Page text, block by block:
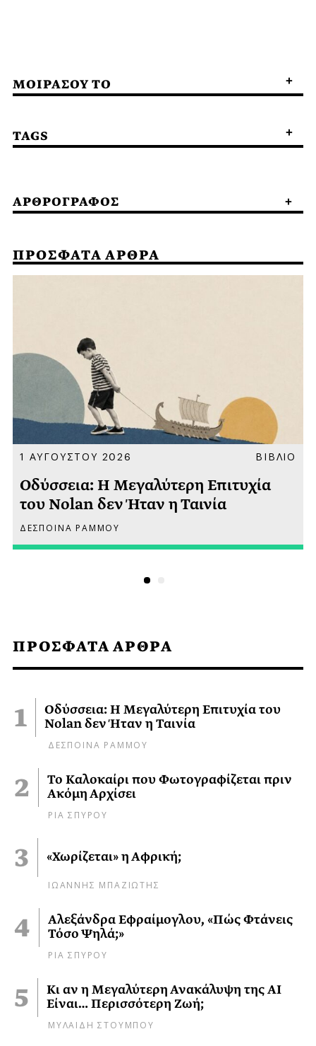
ΠΡΟΣΦΑΤΑ ΑΡΘΡΑ
Οδύσσεια: Η Μεγαλύτερη Επιτυχία του
Nolan δεν Ήταν η Ταινία
ΔΕΣΠΟΙΝΑ ΡΑΜΜΟΥ
Το Καλοκαίρι που Φωτογραφίζεται πριν
Ακόμη Αρχίσει
ΡΙΑ ΣΠΥΡΟΥ
«Χωρίζεται» η Αφρική;
ΙΩΑΝΝΗΣ ΜΠΑΖΙΩΤΗΣ
Αλεξάνδρα Εφραίμογλου, «Πώς Φτάνεις
Τόσο Ψηλά;»
ΡΙΑ ΣΠΥΡΟΥ
Κι αν η Μεγαλύτερη Ανακάλυψη της AI
Είναι… Περισσότερη Ζωή;
ΜΥΛΑΙΔΗ ΣΤΟΥΜΠΟΥ
ΜΟΙΡΑΣΟΥ ΤΟ
TAGS
ΑΡΘΡΟΓΡΑΦΟΣ
ΠΡΟΣΦΑΤΑ ΑΡΘΡΑ
1 ΑΥΓΟΥΣΤΟΥ 2026 ΒΙΒΛΙΟ
Οδύσσεια: Η Μεγαλύτερη Επιτυχία
του Nolan δεν Ήταν η Ταινία
ΔΕΣΠΟΙΝΑ ΡΑΜΜΟΥ